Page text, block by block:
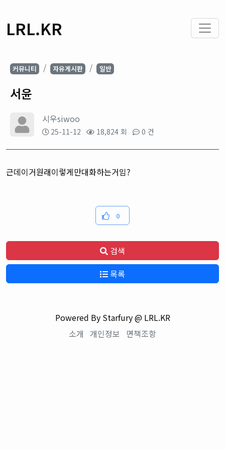
LRL.KR
커뮤니티 자유게시판 일반
서윤
시우siwoo
25-11-12 18,824 회 0 건
근데이거원래이렇게만대화하는거임?
0
검색
목록
Powered By Starfury @ LRL.KR
소개 개인정보 면책조항